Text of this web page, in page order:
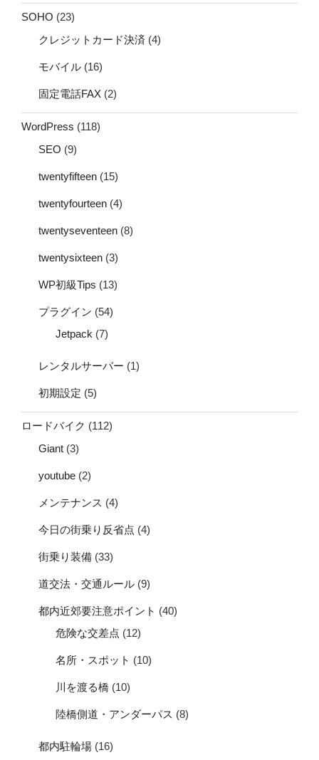
SOHO (23)
クレジットカード決済 (4)
モバイル (16)
固定電話FAX (2)
WordPress (118)
SEO (9)
twentyfifteen (15)
twentyfourteen (4)
twentyseventeen (8)
twentysixteen (3)
WP初級Tips (13)
プラグイン (54)
Jetpack (7)
レンタルサーバー (1)
初期設定 (5)
ロードバイク (112)
Giant (3)
youtube (2)
メンテナンス (4)
今日の街乗り反省点 (4)
街乗り装備 (33)
道交法・交通ルール (9)
都内近郊要注意ポイント (40)
危険な交差点 (12)
名所・スポット (10)
川を渡る橋 (10)
陸橋側道・アンダーパス (8)
都内駐輪場 (16)